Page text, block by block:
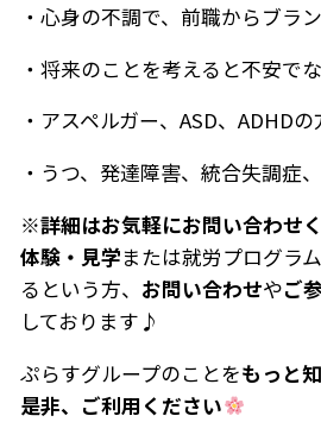
・心身の不調で、前職からブラ
・将来のことを考えると不安で
・アスペルガー、ASD、ADHDの
・うつ、発達障害、統合失調症
※詳細はお気軽にお問い合わせく
体験・見学または就労プログラ
るという方、 お問い合わせやご
しております♪
ぷらすグループのことをもっと
是非、ご利用ください